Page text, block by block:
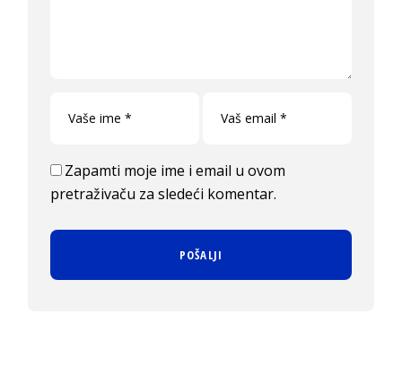
Zapamti moje ime i email u ovom
pretraživaču za sledeći komentar.